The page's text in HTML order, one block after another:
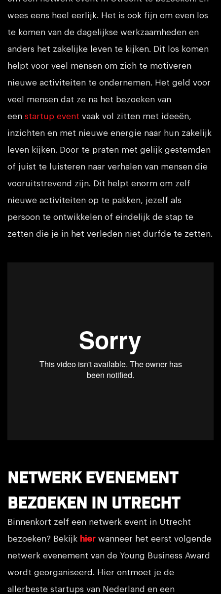
wees eens heel eerlijk. Het is ook fijn om even los
te komen van de dagelijkse werkzaamheden en
anders het zakelijke leven te kijken. Dit los komen
helpt voor veel mensen om zich te motiveren
nieuwe activiteiten te ondernemen. Het geld voor
veel mensen dat ze na het bezoeken van
een startup event vaak vol zitten met ideeën,
inzichten en met nieuwe energie naar hun zakelijk
leven kijken. Door te praten met gelijk gestemden
of juist te luisteren naar verhalen van mensen die
vooruitstrevend zijn. Dit helpt enorm om zelf
nieuwe activiteiten op te pakken, jezelf als
persoon te ontwikkelen of eindelijk de stap te
zetten die je in het verleden niet durfde te zetten.
Netwerk evenement
bezoeken in Utrecht
Binnenkort zelf een netwerk event in Utrecht
bezoeken? Bekijk hier wanneer het eerst volgende
netwerk evenement van de Young Business Award
wordt georganiseerd. Hier ontmoet je de
allerbeste startups van Nederland en een